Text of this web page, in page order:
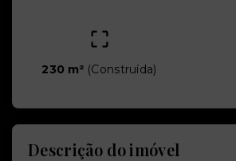
230 m² (Construída)
Descrição do imóvel